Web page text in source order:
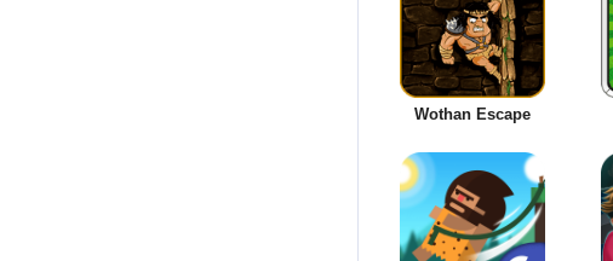
Wothan Escape